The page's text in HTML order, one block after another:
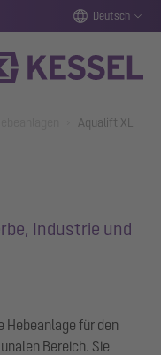
Deutsch
Aqualift XL
Industrie und
für den
Bereich. Sie